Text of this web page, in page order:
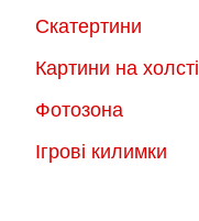
Скатертини
Картини на холсті
Фотозона
Ігрові килимки